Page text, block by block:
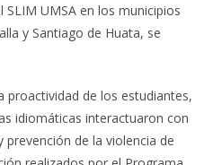
UMSA en los municipios
y Santiago de Huata, se
proactividad de los estudiantes,
idiomáticas interactuaron con
de la violencia de